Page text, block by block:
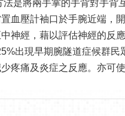
是將兩手掌的手背對手背
血壓計袖口於手腕近端，
神經，藉以評估神經的反
出現早期腕隧道症候群
疼痛及炎症之反應。亦可